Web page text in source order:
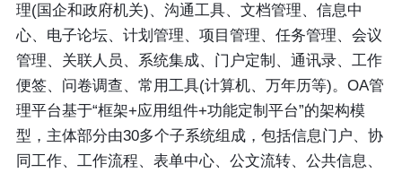
理(国企和政府机关)、沟通工具、文档管理、信息中
心、电子论坛、计划管理、项目管理、任务管理、会议
管理、关联人员、系统集成、门户定制、通讯录、工作
便签、问卷调查、常用工具(计算机、万年历等)。OA管
理平台基于“框架+应用组件+功能定制平台”的架构模
型，主体部分由30多个子系统组成，包括信息门户、协
同工作、工作流程、表单中心、公文流转、公共信息、